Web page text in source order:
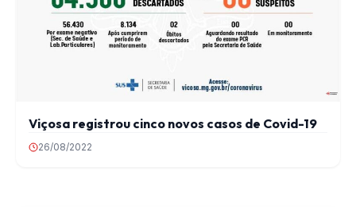
Viçosa registrou cinco novos casos de Covid-19
26/08/2022